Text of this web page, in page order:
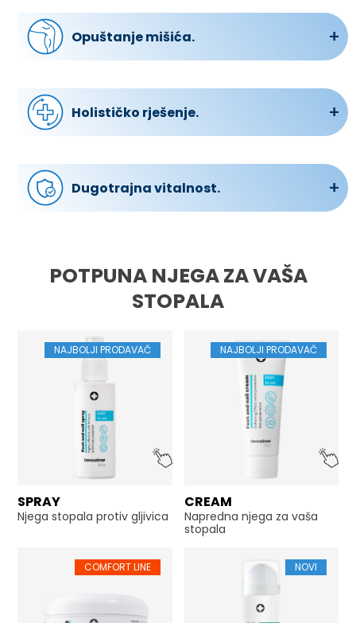
osjećaj težine, promičući optimalno vaskularno
Opuštanje mišića.
užurbanim i aktivnim stilom života, gel pruža
Holističko rješenje.
temeljne uzroke, nudeći ukupno rješenje za
Dugotrajna vitalnost.
POTPUNA NJEGA ZA VAŠA
STOPALA
NAJBOLJI PRODAVAČ
SPRAY
Njega stopala protiv gljivica
NAJBOLJI PRODAVAČ
CREAM
Napredna njega za vaša
stopala
COMFORT LINE NOVI